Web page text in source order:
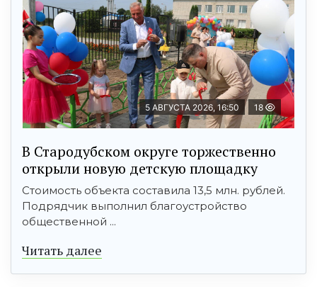
5 АВГУСТА 2026, 16:50 18
В Стародубском округе торжественно
открыли новую детскую площадку
Стоимость объекта составила 13,5 млн. рублей.
Подрядчик выполнил благоустройство
общественной ...
Читать далее